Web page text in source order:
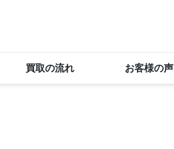
買取の流れ お客様の声